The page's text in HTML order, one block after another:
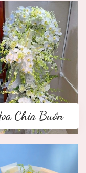
Chia Buồn